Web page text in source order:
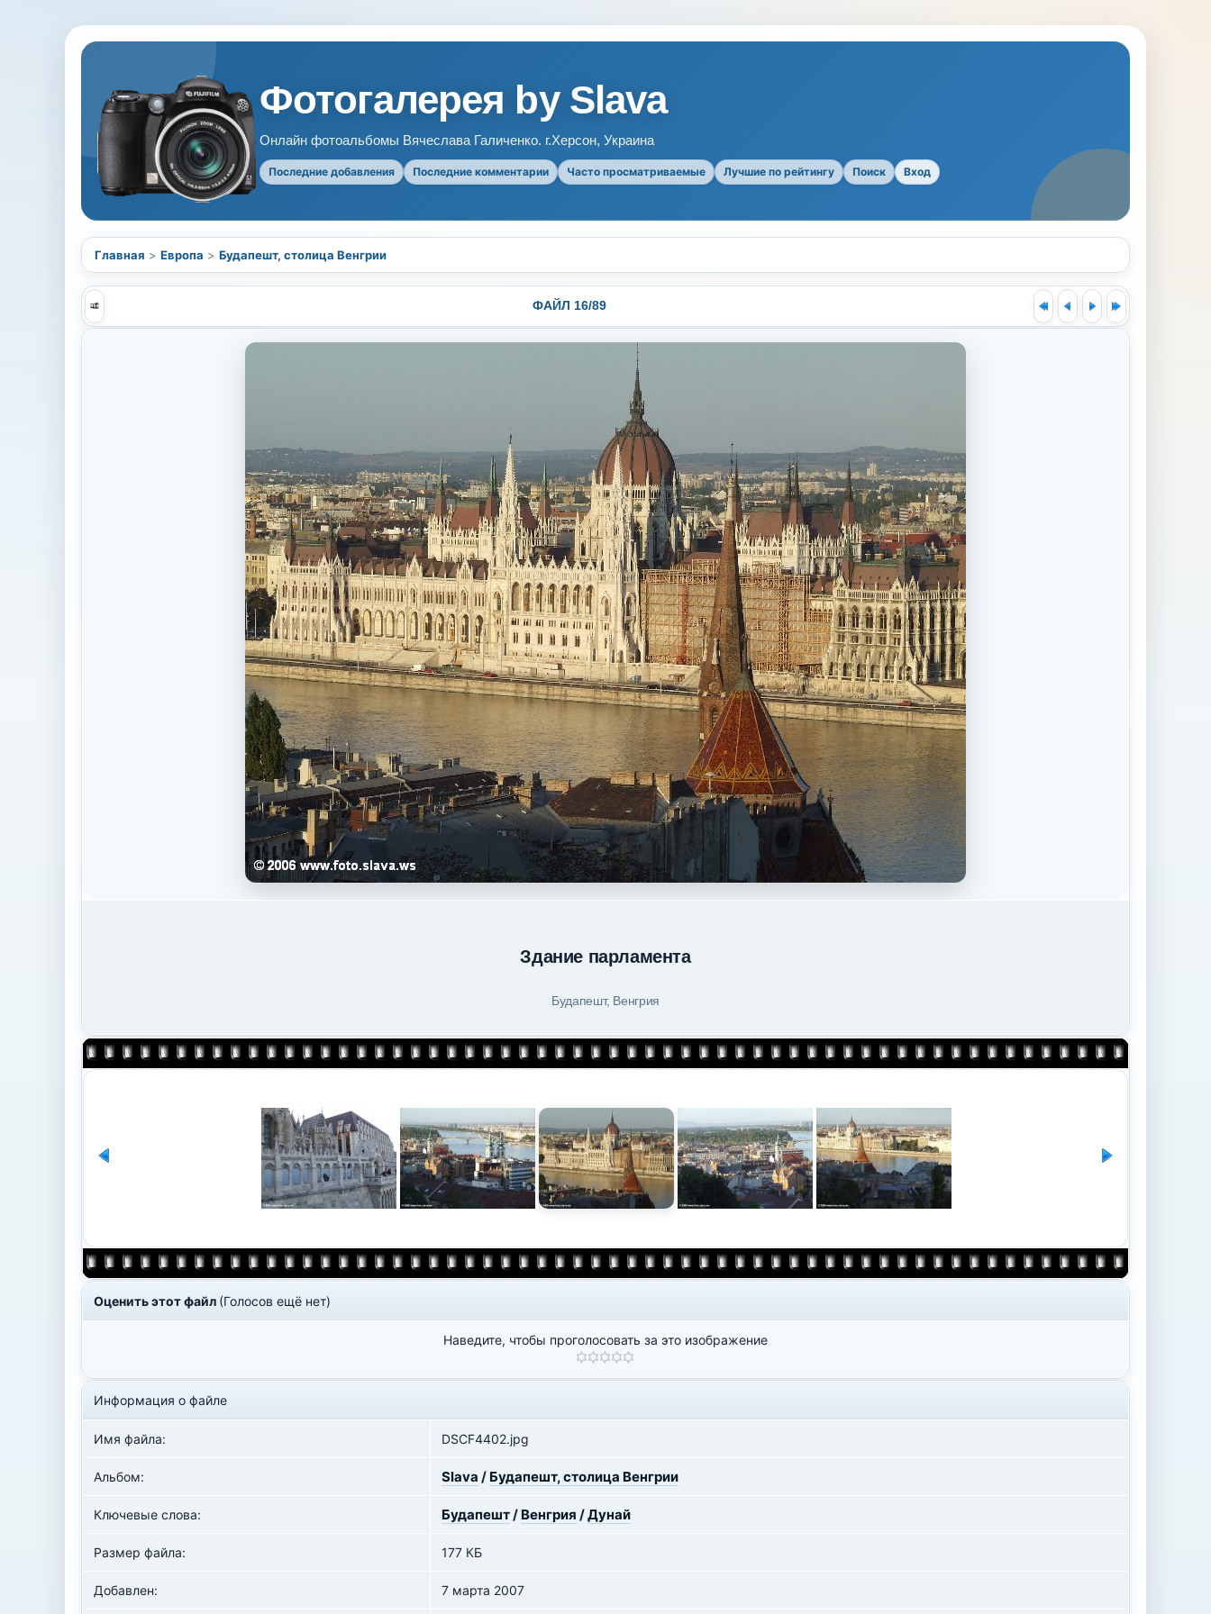
Фотогалерея by Slava
Онлайн фотоальбомы Вячеслава Галиченко. г.Херсон, Украина
Последние добавления Последние комментарии Часто просматриваемые Лучшие по рейтингу Поиск Вход
Главная > Европа > Будапешт, столица Венгрии
ФАЙЛ 16/89
Здание парламента
Будапешт, Венгрия
Оценить этот файл (Голосов ещё нет)
Наведите, чтобы проголосовать за это изображение
Информация о файле
Имя файла: DSCF4402.jpg
Альбом: Slava / Будапешт, столица Венгрии
Ключевые слова: Будапешт/ Венгрия /Дунай
Размер файла: 177 КБ
Добавлен: 7 марта 2007